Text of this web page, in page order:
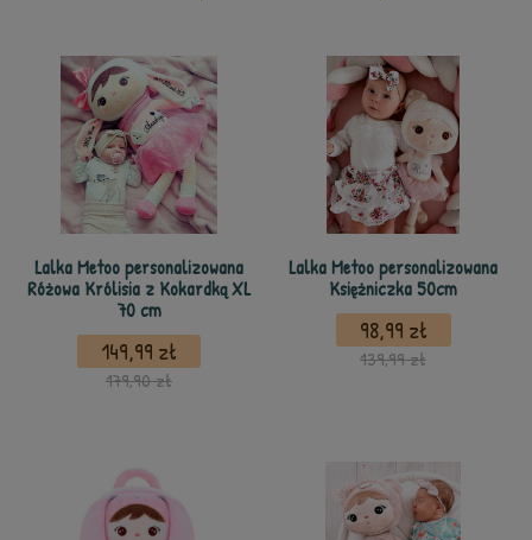
Lalka Metoo personalizowana
Różowa Królisia z Kokardką XL
70 cm
149,99 zł
179,90 zł
Lalka Metoo personalizowana
Księżniczka 50cm
98,99 zł
139,99 zł